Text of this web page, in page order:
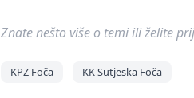
Znate nešto više o temi ili želite
KPZ Foča KK Sutjeska Foča